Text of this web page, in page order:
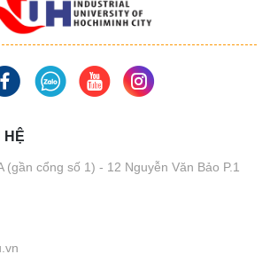
HỆ
(gần cổng số 1) - 12 Nguyễn Văn Bảo P.1